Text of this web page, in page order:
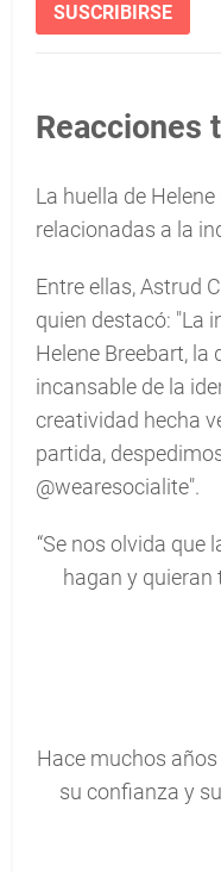
SUSCRIBIRSE
Reacciones
La huella de
relacionadas a la
Entre ellas, Astrud
quien destacó: "La
Helene Breebart,
incansable de la
creatividad hecha
partida,
@wearesocialite".
“Se nos olvida que
hagan y quieran
Hace muchos
su confianza y